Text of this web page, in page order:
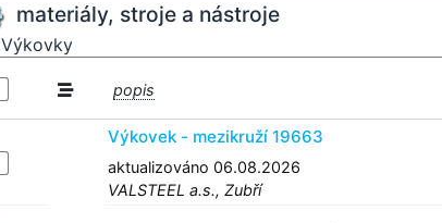
materiály, stroje a nástroje
Výkovky
popis
Výkovek - mezikruží 19663
aktualizováno 06.08.2026
VALSTEEL a.s., Zubří